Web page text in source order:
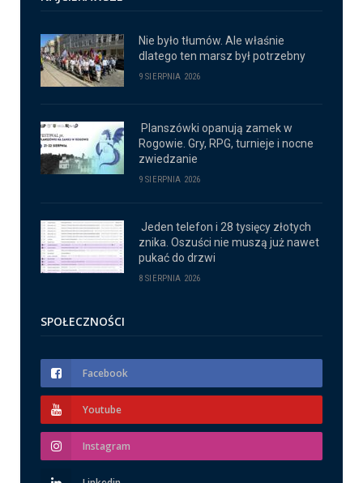
Nie było tłumów. Ale właśnie
dlatego ten marsz był potrzebny
9 SIERPNIA 2026
Planszówki opanują zamek w
Rogowie. Gry, RPG, turnieje i nocne
zwiedzanie
9 SIERPNIA 2026
Jeden telefon i 28 tysięcy złotych
znika. Oszuści nie muszą już nawet
pukać do drzwi
8 SIERPNIA 2026
SPOŁECZNOŚCI
Facebook
Youtube
Instagram